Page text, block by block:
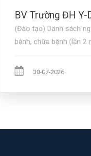
BV Trường ĐH Y-
(Đào tạo) Danh sách
bệnh, chữa bệnh (lần 2
30-07-2026